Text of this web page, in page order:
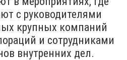
с руководителями
крупных компаний
и сотрудниками
внутренних дел.